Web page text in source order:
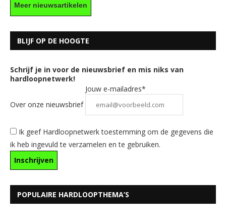
Meer nieuwsartikelen
BLIJF OP DE HOOGTE
Schrijf je in voor de nieuwsbrief en mis niks van
hardloopnetwerk!
Over onze nieuwsbrief
Jouw e-mailadres*
Ik geef Hardloopnetwerk toestemming om de gegevens die
ik heb ingevuld te verzamelen en te gebruiken.
POPULAIRE HARDLOOPTHEMA’S